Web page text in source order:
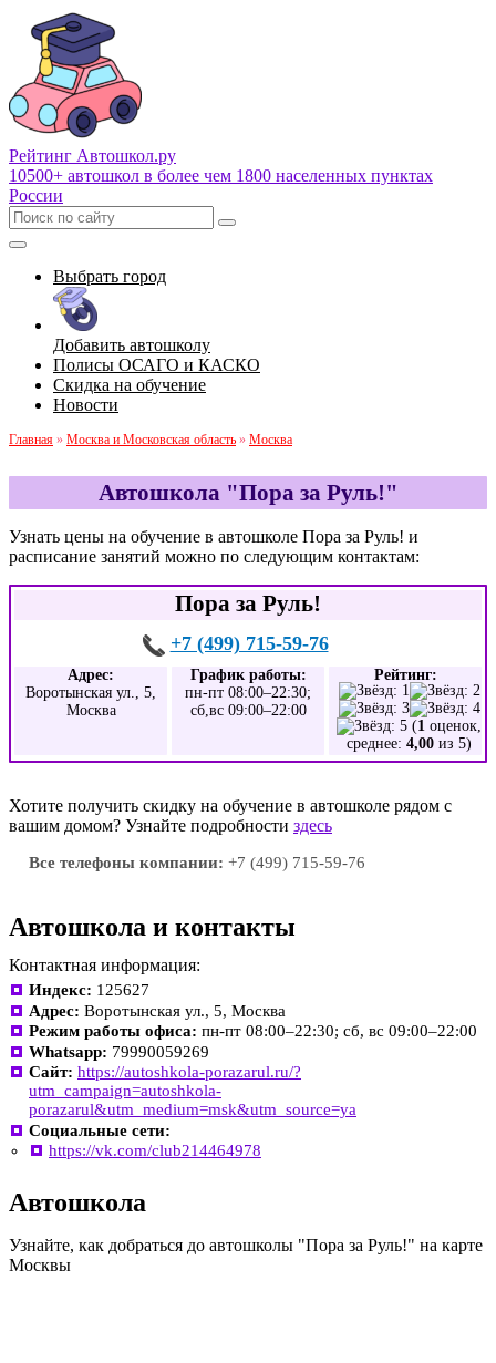
Рейтинг Автошкол.ру
10500+ автошкол в более чем 1800 населенных пунктах
России
Выбрать город
Добавить автошколу
Полисы ОСАГО и КАСКО
Скидка на обучение
Новости
Главная » Москва и Московская область » Москва
Автошкола "Пора за Руль!"
Узнать цены на обучение в автошколе Пора за Руль! и
расписание занятий можно по следующим контактам:
Пора за Руль!
+7 (499) 715-59-76
Адрес:
Воротынская ул., 5,
Москва
График работы:
пн-пт 08:00–22:30;
сб,вс 09:00–22:00
Рейтинг:
(1 оценок,
среднее: 4,00 из 5)
Хотите получить скидку на обучение в автошколе рядом с
вашим домом? Узнайте подробности здесь
Все телефоны компании: +7 (499) 715-59-76
Автошкола и контакты
Контактная информация:
Индекс: 125627
Адрес: Воротынская ул., 5, Москва
Режим работы офиса: пн-пт 08:00–22:30; сб, вс 09:00–22:00
Whatsapp: 79990059269
Сайт: https://autoshkola-porazarul.ru/?
utm_campaign=autoshkola-
porazarul&utm_medium=msk&utm_source=ya
Социальные сети:
https://vk.com/club214464978
Автошкола
Узнайте, как добраться до автошколы "Пора за Руль!" на карте
Москвы